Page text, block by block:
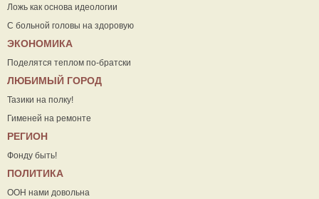
Ложь как основа идеологии
С больной головы на здоровую
ЭКОНОМИКА
Поделятся теплом по-братски
ЛЮБИМЫЙ ГОРОД
Тазики на полку!
Гименей на ремонте
РЕГИОН
Фонду быть!
ПОЛИТИКА
ООН нами довольна